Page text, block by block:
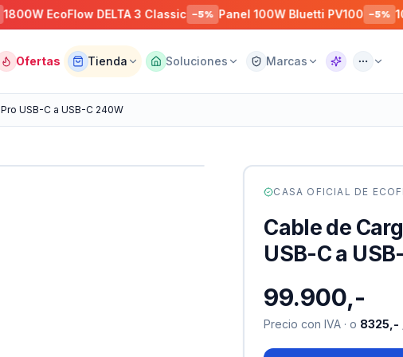
EcoFlow DELTA 3 Classic −5% Panel 100W Bluetti PV100 −5% 1000W
Ofertas Tienda Soluciones Marcas Asistente
USB-C a USB-C 240W
CASA OFICIAL DE
Cable de
USB-C a
99.900,-
Precio con IVA · o 8325,-